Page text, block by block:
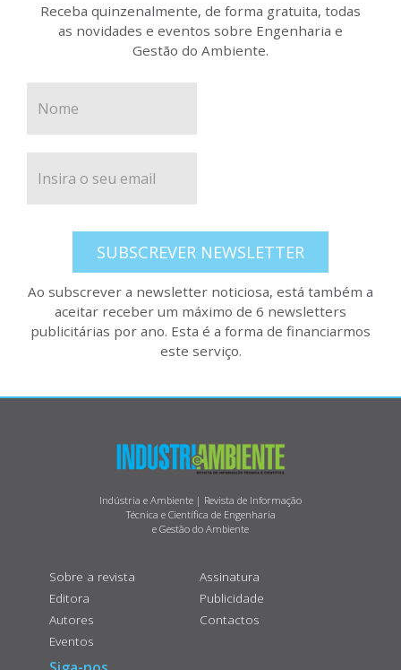
Receba quinzenalmente, de forma gratuita, todas
as novidades e eventos sobre Engenharia e
Gestão do Ambiente.
SUBSCREVER NEWSLETTER
Ao subscrever a newsletter noticiosa, está também a
aceitar receber um máximo de 6 newsletters
publicitárias por ano. Esta é a forma de financiarmos
este serviço.
Indústria e Ambiente | Revista de Informação
Técnica e Científica de Engenharia
e Gestão do Ambiente
Sobre a revista
Editora
Autores
Eventos
Assinatura
Publicidade
Contactos